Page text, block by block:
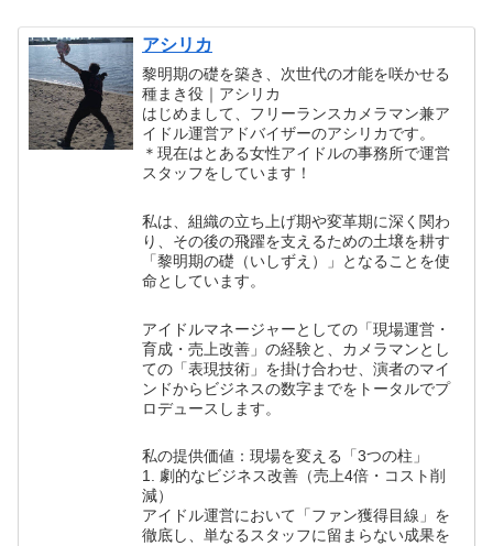
アシリカ
黎明期の礎を築き、次世代の才能を咲かせる
種まき役｜アシリカ
はじめまして、フリーランスカメラマン兼ア
イドル運営アドバイザーのアシリカです。
＊現在はとある女性アイドルの事務所で運営
スタッフをしています！
私は、組織の立ち上げ期や変革期に深く関わ
り、その後の飛躍を支えるための土壌を耕す
「黎明期の礎（いしずえ）」となることを使
命としています。
アイドルマネージャーとしての「現場運営・
育成・売上改善」の経験と、カメラマンとし
ての「表現技術」を掛け合わせ、演者のマイ
ンドからビジネスの数字までをトータルでプ
ロデュースします。
私の提供価値：現場を変える「3つの柱」
1. 劇的なビジネス改善（売上4倍・コスト削
減）
アイドル運営において「ファン獲得目線」を
徹底し、単なるスタッフに留まらない成果を